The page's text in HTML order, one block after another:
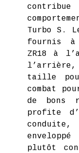
Turbo S.
fournis
ZR18 à
l’arrière,
taille
combat
de bons
profite
plutôt